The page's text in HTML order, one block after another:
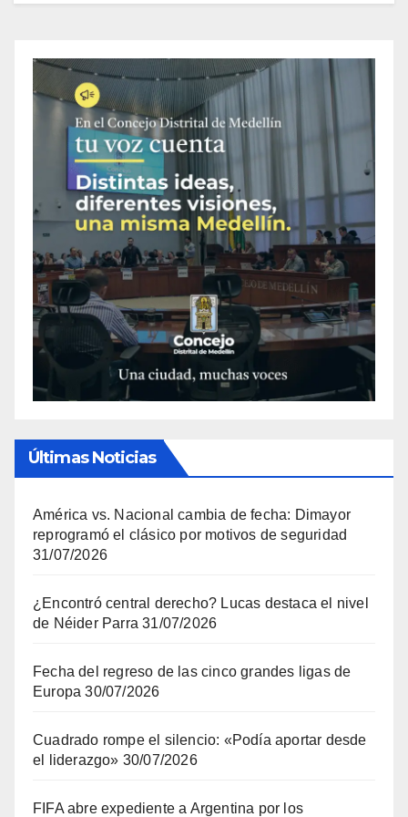
Últimas Noticias
América vs. Nacional cambia de fecha: Dimayor
reprogramó el clásico por motivos de seguridad
31/07/2026
¿Encontró central derecho? Lucas destaca el nivel
de Néider Parra 31/07/2026
Fecha del regreso de las cinco grandes ligas de
Europa 30/07/2026
Cuadrado rompe el silencio: «Podía aportar desde
el liderazgo» 30/07/2026
FIFA abre expediente a Argentina por los